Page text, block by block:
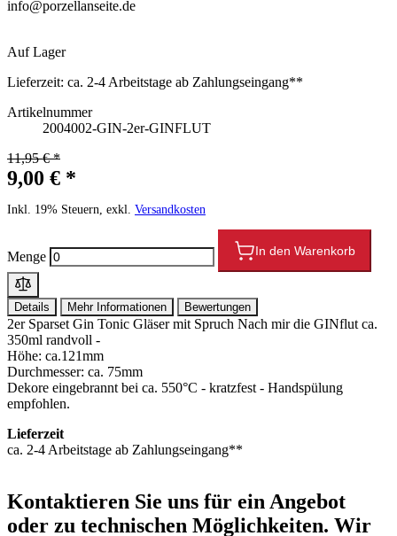
info@porzellanseite.de
Auf Lager
Lieferzeit: ca. 2-4 Arbeitstage ab Zahlungseingang**
Artikelnummer
2004002-GIN-2er-GINFLUT
11,95 € *
9,00 € *
Inkl. 19% Steuern, exkl. Versandkosten
Menge In den Warenkorb
Details Mehr Informationen Bewertungen
2er Sparset Gin Tonic Gläser mit Spruch Nach mir die GINflut ca.
350ml randvoll -
Höhe: ca.121mm
Durchmesser: ca. 75mm
Dekore eingebrannt bei ca. 550°C - kratzfest - Handspülung
empfohlen.
Lieferzeit
ca. 2-4 Arbeitstage ab Zahlungseingang**
Kontaktieren Sie uns für ein Angebot
oder zu technischen Möglichkeiten. Wir